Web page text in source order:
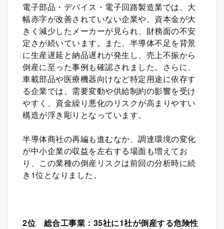
電子部品・デバイス・電子回路製造業では、大
幅赤字が改善されていない企業や、資本金が大
きく減少したメーカーが見られ、財務面の不安
定さが続いています。また、半導体不足を背景
に生産遅延と納品遅れが発生し、売上不振から
倒産に至った事例も確認されました。さらに、
車載部品や医療機器向けなど特定用途に依存す
る企業では、需要変動や供給制約の影響を受け
やすく、資金繰り悪化のリスクが高まりやすい
構造が浮き彫りとなっています。
半導体商社の再編も進むなか、調達環境の変化
が中小企業の収益を左右する場面も増えてお
り、この業種の倒産リスクは前回の分析時に続
き1位となりました。
2位 総合工事業：35社に1社が倒産する危険性